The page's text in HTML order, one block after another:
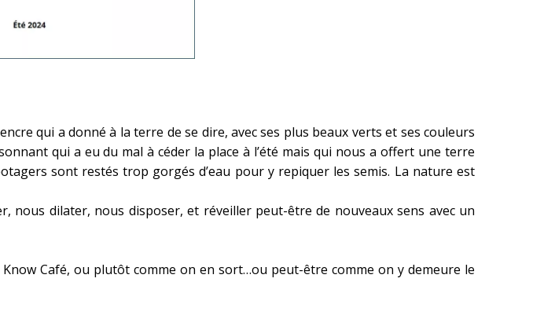
qui a donné à la terre de se dire, avec ses plus beaux verts et ses couleurs
qui a eu du mal à céder la place à l’été mais qui nous a offert une terre
sont restés trop gorgés d’eau pour y repiquer les semis. La nature est
nous dilater, nous disposer, et réveiller peut-être de nouveaux sens avec un
Café, ou plutôt comme on en sort…ou peut-être comme on y demeure le